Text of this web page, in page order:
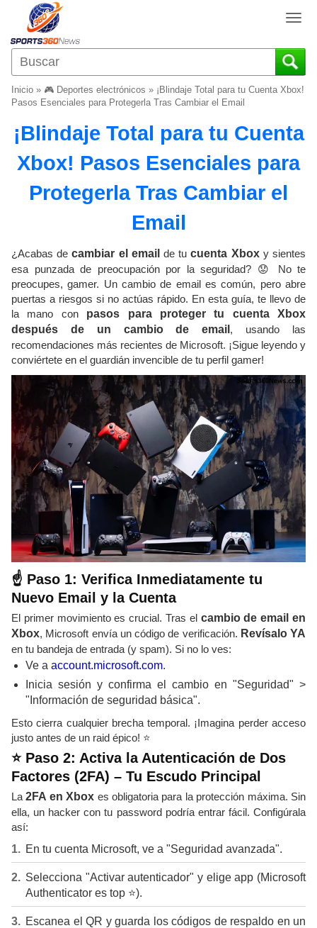
T
g
g
a
v
i
n
Inicio » 🎮 Deportes electrónicos » ¡Blindaje Total para tu Cuenta Xbox!
Pasos Esenciales para Protegerla Tras Cambiar el Email
¡Blindaje Total para tu Cuenta
Xbox! Pasos Esenciales para
Protegerla Tras Cambiar el
Email
¿Acabas decambiar el email de tucuenta Xboxy sientes
esa punzada de preocupación por la seguridad? 😟 No te
preocupes, gamer. Un cambio de email es común, pero abre
puertas a riesgos si no actúas rápido. En esta guía, te llevo de
la mano con pasos para proteger tu cuenta Xbox
después de un cambio de email , usando las
recomendaciones más recientes de Microsoft. ¡Sigue leyendo y
conviértete en el guardián invencible de tu perfil gamer!
☝️ Paso 1: Verifica Inmediatamente tu
Nuevo Email y la Cuenta
El primer movimiento es crucial. Tras el cambio de email en
Xbox, Microsoft envía un código de verificación. Revísalo YA
en tu bandeja de entrada (y spam). Si no lo ves:
Ve a account.microsoft.com.
Inicia sesión y confirma el cambio en "Seguridad" >
"Información de seguridad básica".
Esto cierra cualquier brecha temporal. ¡Imagina perder acceso
justo antes de un raid épico! ⭐
⭐ Paso 2: Activa la Autenticación de Dos
Factores (2FA) – Tu Escudo Principal
La2FA en Xbox es obligatoria para la protección máxima. Sin
ella, un hacker con tu password podría entrar fácil. Configúrala
así:
En tu cuenta Microsoft, ve a "Seguridad avanzada".
Selecciona "Activar autenticador" y elige app (Microsoft
Authenticator es top ⭐).
Escanea el QR y guarda los códigos de respaldo en un